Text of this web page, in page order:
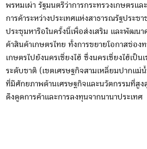
พรหมเผ่า รัฐมนตรีว่าการกระทรวงเกษตร
การค้าระหว่างประเทศแห่งสาธารณรัฐประช
ประชุมหารือในครั้งนี้เพื่อส่งเสริม และพัฒนา
ค้าสินค้าเกษตรไทย ทั้งการขยายโอกาสช่อง
เกษตรไปยังนครเซี่ยงไฮ้ ซึ่งนครเซี่ยงไฮ้เป็
ระดับชาติ (เขตเศรษฐกิจสามเหลี่ยมปากแม่
ที่มีศักยภาพด้านเศรษฐกิจและนวัตกรรมที่สูง
ดึงดูดการค้าและการลงทุนจากนานาประเทศ